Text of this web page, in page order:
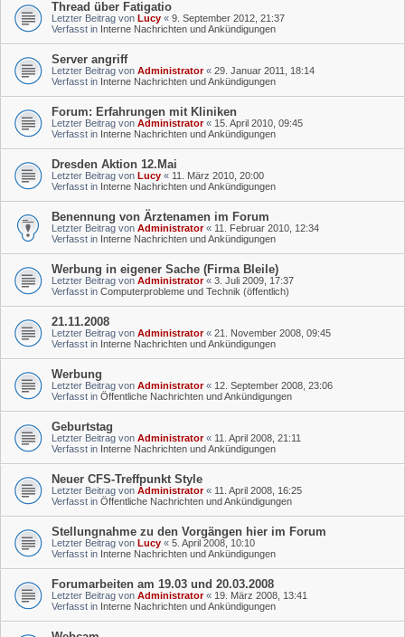
Thread über Fatigatio
Letzter Beitrag von Lucy « 9. September 2012, 21:37
Verfasst in Interne Nachrichten und Ankündigungen
Server angriff
Letzter Beitrag von Administrator« 29. Januar 2011, 18:14
Verfasst in Interne Nachrichten und Ankündigungen
Forum: Erfahrungen mit Kliniken
Letzter Beitrag von Administrator« 15. April 2010, 09:45
Verfasst in Interne Nachrichten und Ankündigungen
Dresden Aktion 12.Mai
Letzter Beitrag von Lucy « 11. März 2010, 20:00
Verfasst in Interne Nachrichten und Ankündigungen
Benennung von Ärztenamen im Forum
Letzter Beitrag von Administrator« 11. Februar 2010, 12:34
Verfasst in Interne Nachrichten und Ankündigungen
Werbung in eigener Sache (Firma Bleile)
Letzter Beitrag von Administrator« 3. Juli 2009, 17:37
Verfasst in Computerprobleme und Technik (öffentlich)
21.11.2008
Letzter Beitrag von Administrator« 21. November 2008, 09:45
Verfasst in Interne Nachrichten und Ankündigungen
Werbung
Letzter Beitrag von Administrator« 12. September 2008, 23:06
Verfasst in Öffentliche Nachrichten und Ankündigungen
Geburtstag
Letzter Beitrag von Administrator« 11. April 2008, 21:11
Verfasst in Interne Nachrichten und Ankündigungen
Neuer CFS-Treffpunkt Style
Letzter Beitrag von Administrator« 11. April 2008, 16:25
Verfasst in Öffentliche Nachrichten und Ankündigungen
Stellungnahme zu den Vorgängen hier im Forum
Letzter Beitrag von Lucy « 5. April 2008, 10:10
Verfasst in Interne Nachrichten und Ankündigungen
Forumarbeiten am 19.03 und 20.03.2008
Letzter Beitrag von Administrator« 19. März 2008, 13:41
Verfasst in Interne Nachrichten und Ankündigungen